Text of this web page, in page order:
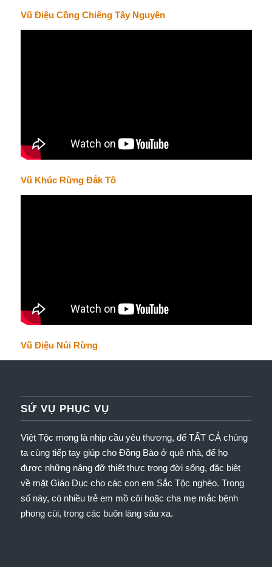
Vũ Điệu Cồng Chiêng Tây Nguyên
Vũ Khúc Rừng Đắk Tô
Vũ Điệu Núi Rừng
SỨ VỤ PHỤC VỤ
Việt Tộc mong là nhịp cầu yêu thương, để TẤT CẢ chúng
ta cùng tiếp tay giúp cho Đồng Bào ở quê nhà, để họ
được những nâng đỡ thiết thực trong đời sống, đặc biệt
về mặt Giáo Dục cho các con em Sắc Tộc nghèo. Trong
số này, có nhiều trẻ em mồ côi hoặc cha mẹ mắc bệnh
phong cùi, trong các buôn làng sâu xa.